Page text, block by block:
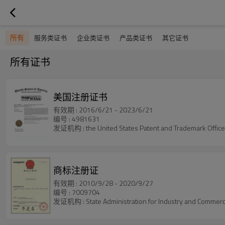
所有 服务类证书 企业类证书 产品类证书 其它证书
所有证书
美国注册证书
有效期 : 2016/6/21 - 2023/6/21
编号 : 4981631
发证机构 : the United States Patent and Trademark Office
商标注册证
有效期 : 2010/9/28 - 2020/9/27
编号 : 7009704
发证机构 : State Administration for Industry and